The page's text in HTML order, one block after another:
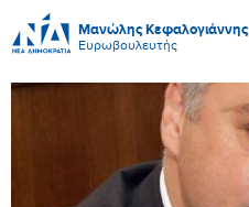
Μανώλης Κεφαλογιάννης
Ευρωβουλευτής